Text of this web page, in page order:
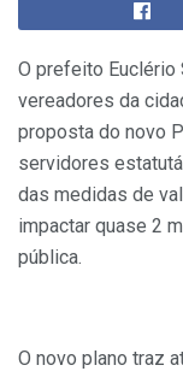
O prefeito Euclério
vereadores da
proposta do novo
servidores
das medidas de
impactar quase 2
pública.
O novo plano traz